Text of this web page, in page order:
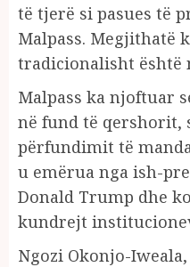
të tjerë si pasues të
Malpass. Megjithatë
tradicionalisht është
Malpass ka njoftuar
në fund të qershorit,
përfundimit të
u emërua nga ish-
Donald Trump dhe
kundrejt
Ngozi Okonjo-